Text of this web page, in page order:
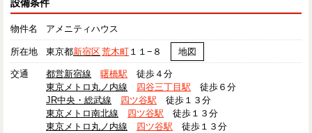
設備条件
物件名 アメニティハウス
所在地 東京都新宿区荒木町 １１−８ 地図
交通 都営新宿線 曙橋駅 徒歩４分
東京メトロ丸ノ内線
四谷三丁目駅 徒歩６分
JR中央・総武線
四ツ谷駅 徒歩１３分
東京メトロ南北線
四ツ谷駅 徒歩１３分
東京メトロ丸ノ内線
四ツ谷駅 徒歩１３分